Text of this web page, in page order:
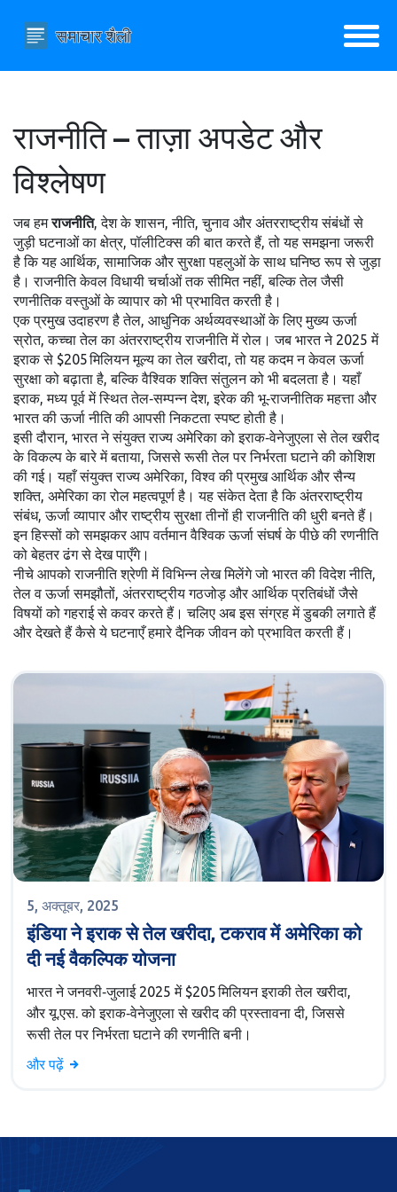
राजनीति – ताज़ा अपडेट और
विश्लेषण
जब हमराजनीति,देश के शासन, नीति, चुनाव और अंतरराष्ट्रीय संबंधों से
जुड़ी घटनाओं का क्षेत्र,पॉलीटिक्सकी बात करते हैं, तो यह समझना जरूरी
है कि यह आर्थिक, सामाजिक और सुरक्षा पहलुओं के साथ घनिष्ठ रूप से जुड़ा
है। राजनीति केवल विधायी चर्चाओं तक सीमित नहीं, बल्कि तेल जैसी
रणनीतिक वस्तुओं के व्यापार को भी प्रभावित करती है।
एक प्रमुख उदाहरण हैतेल, आधुनिक अर्थव्यवस्थाओं के लिए मुख्य ऊर्जा
स्रोत,कच्चा तेलका अंतरराष्ट्रीय राजनीति में रोल। जब भारत ने 2025 में
इराक से $205 मिलियन मूल्य का तेल खरीदा, तो यह कदम न केवल ऊर्जा
सुरक्षा को बढ़ाता है, बल्कि वैश्विक शक्ति संतुलन को भी बदलता है। यहाँ
इराक,मध्य पूर्व में स्थित तेल‑सम्पन्न देश,इरेककी भू‑राजनीतिक महत्ता और
भारत की ऊर्जा नीति की आपसी निकटता स्पष्ट होती है।
इसी दौरान, भारत ने संयुक्त राज्य अमेरिका को इराक‑वेनेजुएला से तेल खरीद
के विकल्प के बारे में बताया, जिससे रूसी तेल पर निर्भरता घटाने की कोशिश
की गई। यहाँसंयुक्त राज्य अमेरिका,विश्व की प्रमुख आर्थिक और सैन्य
शक्ति, अमेरिकाका रोल महत्वपूर्ण है। यह संकेत देता है कि अंतरराष्ट्रीय
संबंध, ऊर्जा व्यापार और राष्ट्रीय सुरक्षा तीनों ही राजनीति की धुरी बनते हैं।
इन हिस्सों को समझकर आप वर्तमान वैश्विक ऊर्जा संघर्ष के पीछे की रणनीति
को बेहतर ढंग से देख पाएँगे।
नीचे आपको राजनीति श्रेणी में विभिन्न लेख मिलेंगे जो भारत की विदेश नीति,
तेल व ऊर्जा समझौतों, अंतरराष्ट्रीय गठजोड़ और आर्थिक प्रतिबंधों जैसे
विषयों को गहराई से कवर करते हैं। चलिए अब इस संग्रह में डुबकी लगाते हैं
और देखते हैं कैसे ये घटनाएँ हमारे दैनिक जीवन को प्रभावित करती हैं।
5, अक्तूबर, 2025
इंडिया ने इराक से तेल खरीदा, टकराव में अमेरिका को
दी नई वैकल्पिक योजना
भारत ने जनवरी‑जुलाई 2025 में $205 मिलियन इराकी तेल खरीदा,
और यू.एस. को इराक‑वेनेजुएला से खरीद की प्रस्तावना दी, जिससे
रूसी तेल पर निर्भरता घटाने की रणनीति बनी।
और पढ़ें